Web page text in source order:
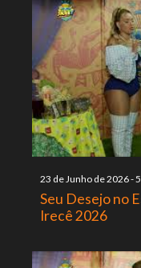
23 de Junho de 2026-
Seu Desejo no
Irecê 2026